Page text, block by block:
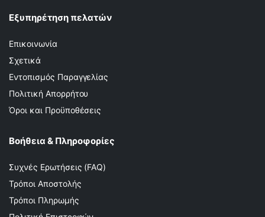
Εξυπηρέτηση πελατών
Επικοινωνία
Σχετικά
Εντοπισμός Παραγγελίας
Πολιτική Απορρήτου
Όροι και Προϋποθέσεις
Βοήθεια & Πληροφορίες
Συχνές Ερωτήσεις (FAQ)
Τρόποι Αποστολής
Τρόποι Πληρωμής